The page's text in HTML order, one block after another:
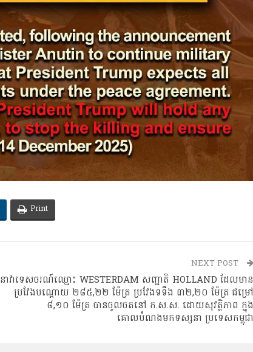
Print
NEXT POST
នាវាទេសចរណ៍ឈ្មោះ WESTERDAM សញ្ជាតិ HOLLAND ដែលមាន
ប្រវែងបណ្តោយ ២៨៥,២២ ម៉ែត្រ ប្រវែងទទឹង ៣២,២០ ម៉ែត្រ ជម្រៅ
៨,១០ ម៉ែត្រ បានចូលចតនៅ ក.ស.ស. ដោយសុវត្ថិភាព ក្នុង
គោលបំណងមកទស្សនា ប្រទេសកម្ពុជា